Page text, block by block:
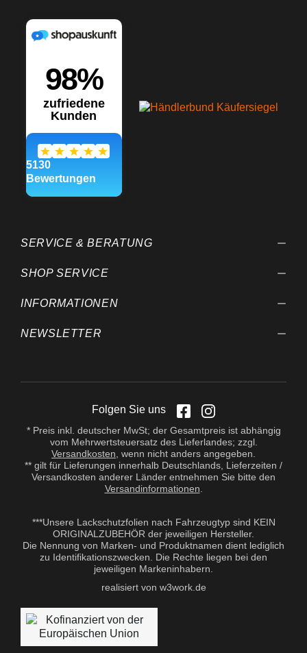
SERVICE & BERATUNG
SHOP SERVICE
INFORMATIONEN
NEWSLETTER
Folgen Sie uns
* Preis inkl. deutscher MwSt; der Gesamtpreis ist abhängig
vom Mehrwertsteuersatz des Lieferlandes; zzgl.
Versandkosten , wenn nicht anders angegeben.
** gilt für Lieferungen innerhalb Deutschlands, Lieferzeiten /
Versandkosten anderer Länder entnehmen Sie bitte den
Versandinformationen
***Unsere Lackschutzfolien nach Fahrzeugtyp sind KEIN
ORIGINALZUBEHÖR der jeweiligen Hersteller.
Die Nennung von Marken- und Produktnamen dient lediglich
zu Identifikationszwecken. Die Rechte liegen bei den
jeweiligen Markeninhabern.
realisiert von w3work.de